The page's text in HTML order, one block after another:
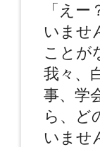
「え
いませ
ことが
我々、
事、学
ら、ど
いませ